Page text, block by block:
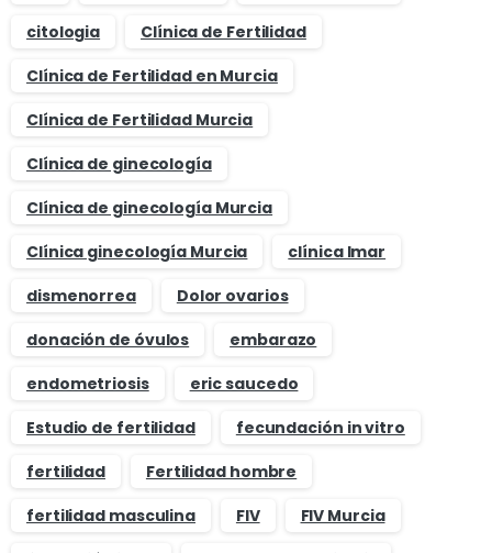
citologia
Clínica de Fertilidad
Clínica de Fertilidad en Murcia
Clínica de Fertilidad Murcia
Clínica de ginecología
Clínica de ginecología Murcia
Clínica ginecología Murcia
clínica Imar
dismenorrea
Dolor ovarios
donación de óvulos
embarazo
endometriosis
eric saucedo
Estudio de fertilidad
fecundación in vitro
fertilidad
Fertilidad hombre
fertilidad masculina
FIV
FIV Murcia